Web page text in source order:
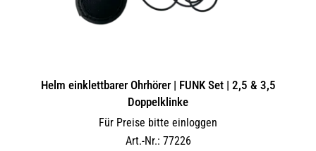
Helm einklettbarer Ohrhörer | FUNK Set | 2,5 & 3,5
Doppelklinke
Für Preise bitte einloggen
Art.-Nr.: 77226